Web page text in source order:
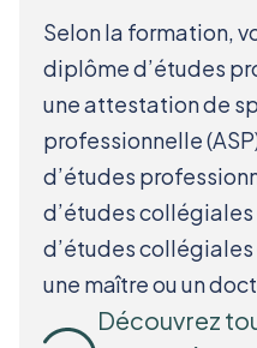
Selon la formation,
diplôme d’études
une attestation de
professionnelle
d’études
d’études
d’études collégiales
une maître ou un
Découvrez